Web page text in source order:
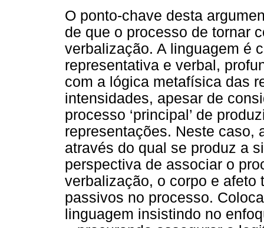
O ponto-chave desta
de que o processo de tornar
verbalização. A linguagem é
representativa e verbal,
com a lógica metafísica das
intensidades, apesar de
processo ‘principal’ de
representações. Neste caso,
através do qual se produz a
perspectiva de associar o
verbalização, o corpo e afeto
passivos no processo.
linguagem insistindo no